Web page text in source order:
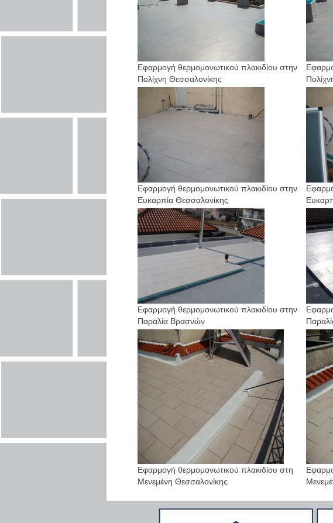
Εφαρμογή θερμομονωτικού πλακιδίου στην
Πολίχνη Θεσσαλονίκης
Εφαρμογή θερμομονωτικού πλακιδίου στην
Ευκαρπία Θεσσαλονίκης
Εφαρμογή θερμομονωτικού πλακιδίου στην
Παραλία Βρασνών
Εφαρμογή θερμομονωτικού πλακιδίου στη
Μενεμένη Θεσσαλονίκης